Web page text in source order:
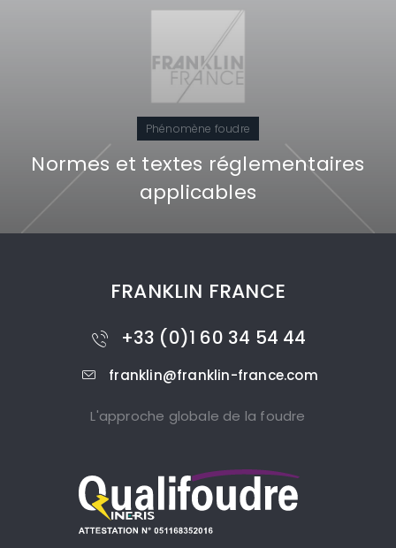
Phénomène foudre
Normes et textes réglementaires
applicables
FRANKLIN FRANCE
+33 (0)1 60 34 54 44
franklin@franklin-france.com
L'approche globale de la foudre